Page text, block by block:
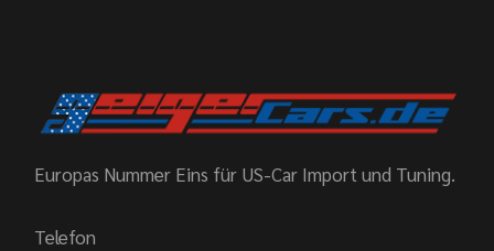
Europas Nummer Eins für US-Car Import und Tuning.
Telefon